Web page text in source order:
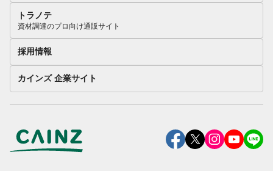
トラノテ
資材調達のプロ向け通販サイト
採用情報
カインズ 企業サイト